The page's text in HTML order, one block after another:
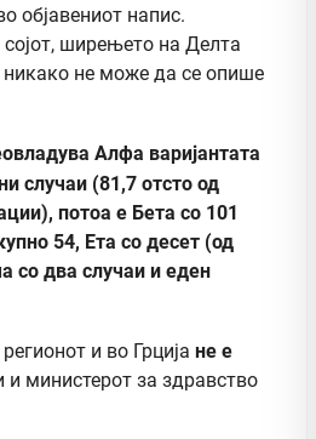
објавениот напис.
ширењето на Делта
не може да се опише
Алфа варијантата
случаи (81,7 отсто од
потоа е Бета со 101
54, Ета со десет (од
со два случаи и еден
и во Грција не е
и министерот за здравство